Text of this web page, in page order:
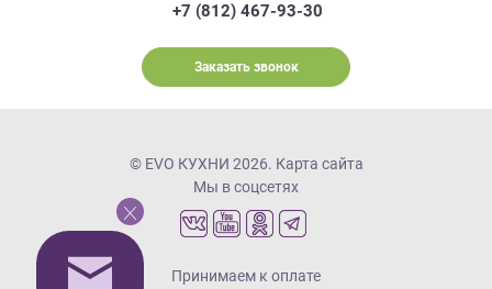
+7 (812) 467-93-30
Заказать звонок
© EVO КУХНИ 2026. Карта сайта
Мы в соцсетях
Принимаем к оплате